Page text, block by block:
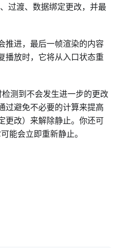
过渡、数据绑定更改，并最
推进，最后一帧渲染的内容
播放时，它将从入口状态重
测到不会发生进一步的更改
过避免不必要的计算来提高
更改）来解除静止。你还可
能会立即重新静止。